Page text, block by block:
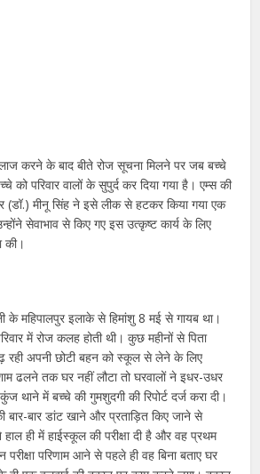
करने के बाद बीते रोज सूचना मिलने पर जब बच्चे
को परिवार वालों के सुपुर्द कर दिया गया है। एम्स की
(डॉ.) मीनू सिंह ने इसे लीक से हटकर किया गया एक
सेवाभाव से किए गए इस उत्कृष्ट कार्य के लिए
की।
के महिपालपुर इलाके से हिमांशु 8 मई से गायब था।
में रोज कलह होती थी। कुछ महीनों से पिता
रही अपनी छोटी बहन को स्कूल से लेने के लिए
ढलने तक घर नहीं लौटा तो घरवालों ने इधर-उधर
में बच्चे की गुमशुदगी की रिपोर्ट दर्ज करा दी।
बार-बार डांट खाने और प्रताड़ित किए जाने से
ही में हाईस्कूल की परीक्षा दी है और वह प्रथम
परिणाम आने से पहले ही वह बिना बताए घर